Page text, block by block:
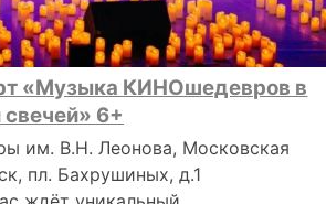
«Музыка КИНОшедевров в
6+
им. В.Н. Леонова, Московская
пл. Бахрушиных, д.1